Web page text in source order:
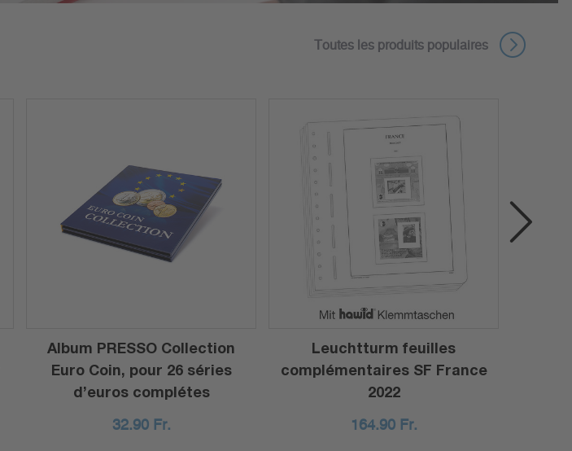
Toutes les produits populaires
Album PRESSO Collection
Euro Coin, pour 26 séries
d’euros complétes
32.90 Fr.
Leuchtturm feuilles
complémentaires SF France
2022
164.90 Fr.